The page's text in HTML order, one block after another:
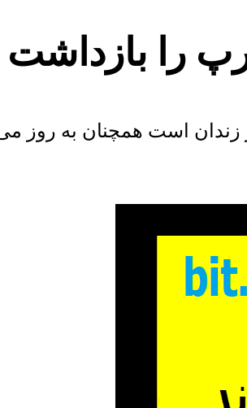
را بازداشت
زندان است همچنان به روز